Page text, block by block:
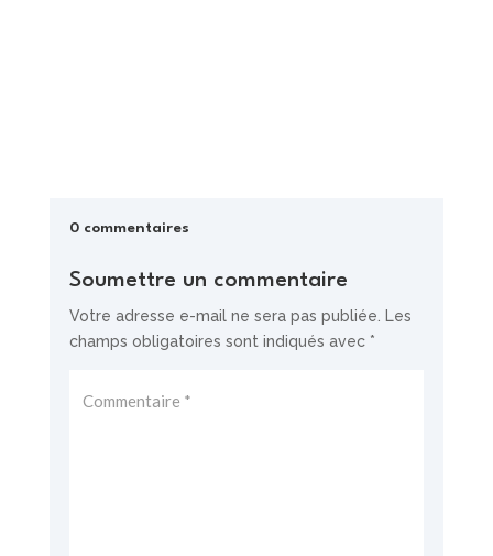
0 commentaires
Soumettre un commentaire
Votre adresse e-mail ne sera pas publiée.
Les
champs obligatoires sont indiqués avec *